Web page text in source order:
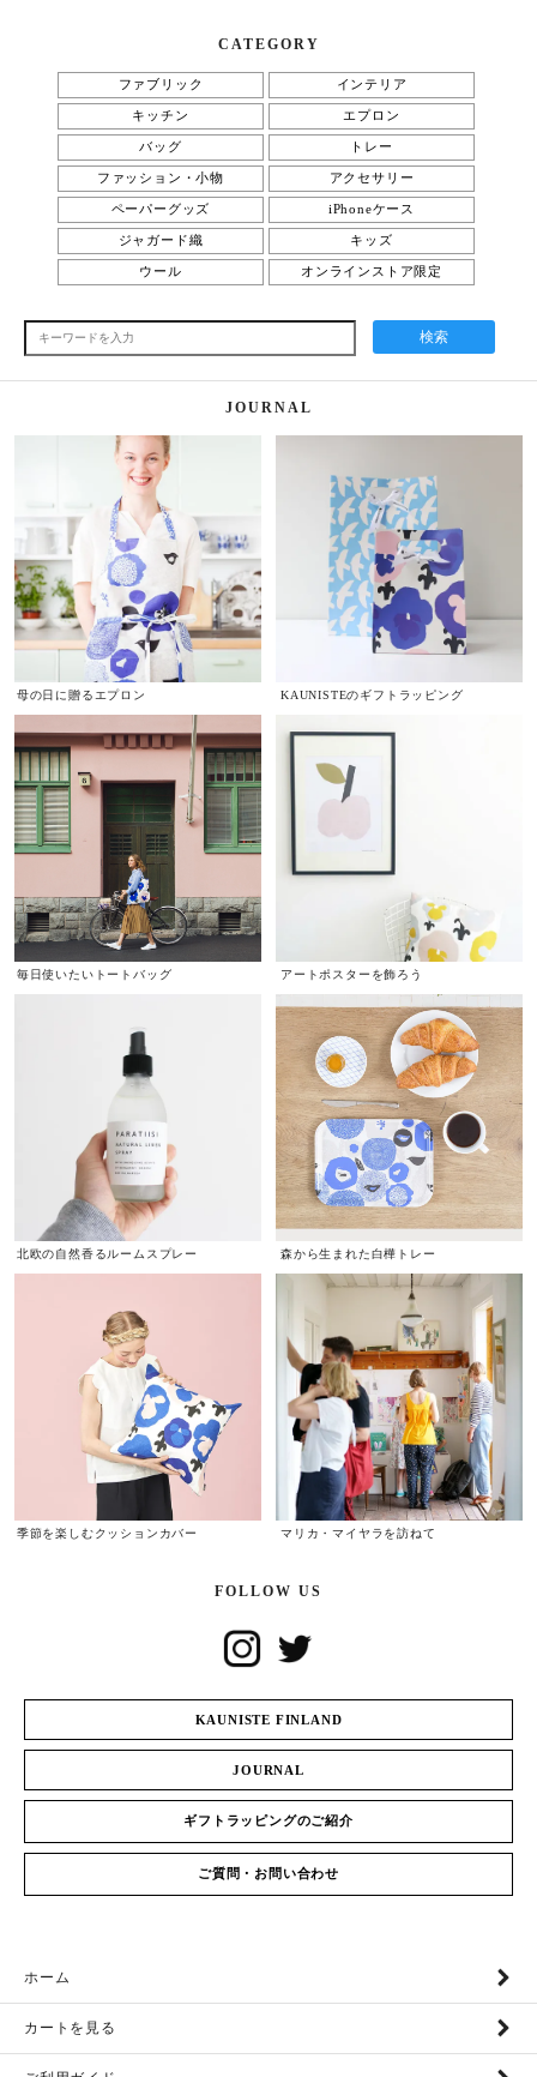
CATEGORY
ファブリック インテリア
キッチン エプロン
バッグ トレー
ファッション・小物 アクセサリー
ペーパーグッズ iPhoneケース
ジャガード織 キッズ
ウール オンラインストア限定
検索
JOURNAL
母の日に贈るエプロン KAUNISTEのギフトラッピング
毎日使いたいトートバッグ アートポスターを飾ろう
北欧の自然香るルームスプレー 森から生まれた白樺トレー
季節を楽しむクッションカバー マリカ・マイヤラを訪ねて
FOLLOW US
KAUNISTE FINLAND
JOURNAL
ギフトラッピングのご紹介
ご質問・お問い合わせ
ホーム
カートを見る